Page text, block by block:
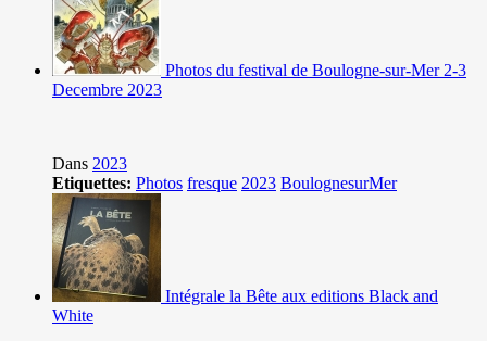
Photos du festival de Boulogne-sur-Mer 2-3
Decembre 2023
Dans 2023
Etiquettes: Photos fresque 2023 BoulognesurMer
Intégrale la Bête aux editions Black and
White